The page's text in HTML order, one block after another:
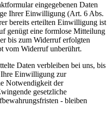
eingegebenen Daten
Ihrer Einwilligung (Art. 6 Abs.
bereits erteilten Einwilligung ist
genügt eine formlose Mitteilung
bis zum Widerruf erfolgten
vom Widerruf unberührt.
Daten verbleiben bei uns, bis
Einwilligung zur
Notwendigkeit der
gesetzliche
- bleiben